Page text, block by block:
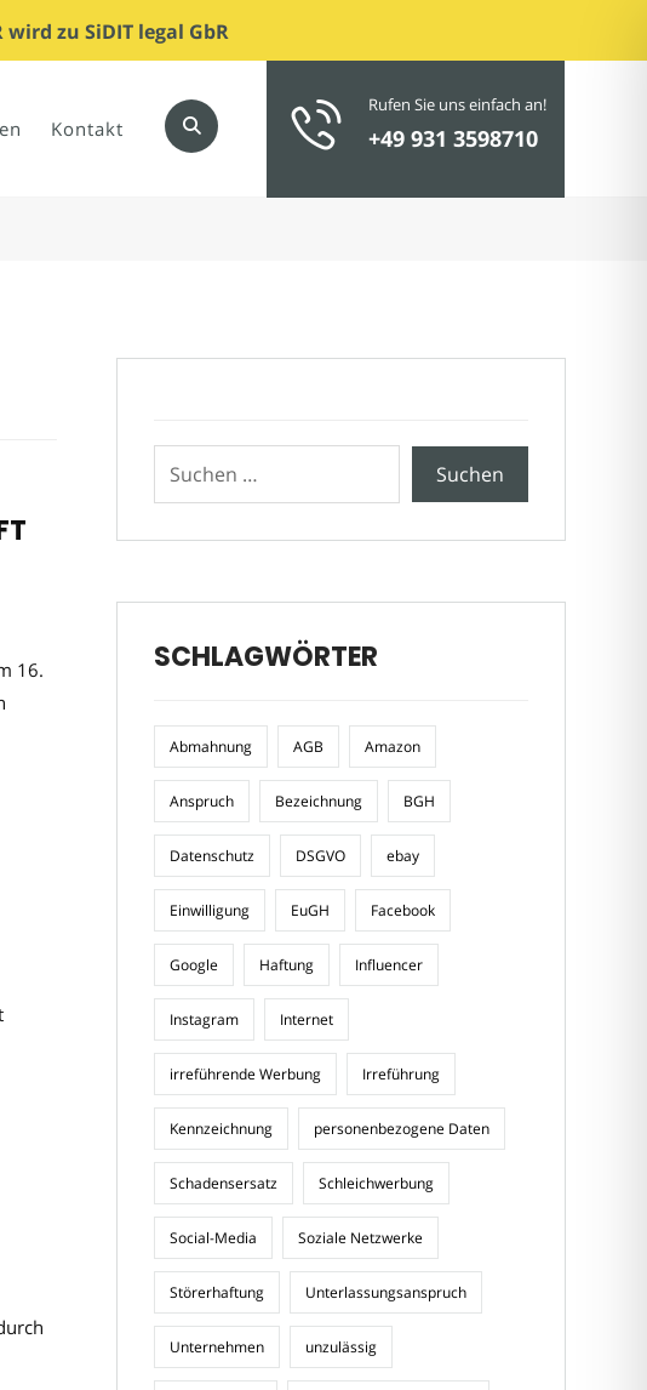
zu SiDIT legal GbR
Rufen Sie uns einfach an!
+49 931 3598710
Kontakt
16.
SCHLAGWÖRTER
Abmahnung AGB Amazon
Anspruch Bezeichnung BGH
Datenschutz DSGVO ebay
Einwilligung EuGH Facebook
Google Haftung Influencer
Instagram Internet
irreführende Werbung Irreführung
Kennzeichnung personenbezogene Daten
Schadensersatz Schleichwerbung
Social-Media Soziale Netzwerke
Störerhaftung Unterlassungsanspruch
Unternehmen unzulässig